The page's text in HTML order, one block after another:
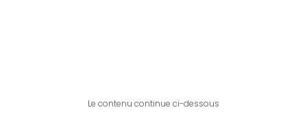
Le contenu continue ci-dessous